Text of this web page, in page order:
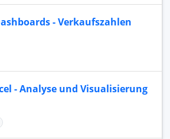
- Verkaufszahlen
- Analyse und Visualisierung